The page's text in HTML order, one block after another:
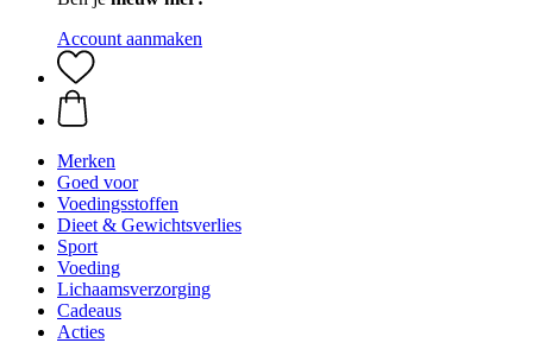
Account aanmaken
Merken
Goed voor
Voedingsstoffen
Dieet & Gewichtsverlies
Sport
Voeding
Lichaamsverzorging
Cadeaus
Acties